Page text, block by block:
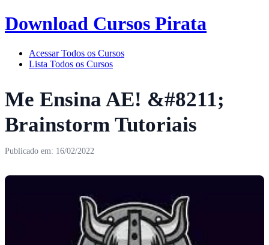
Download Cursos Pirata
Acessar Todos os Cursos
Lista Todos os Cursos
Me Ensina AE! &#8211;
Brainstorm Tutoriais
Publicado em: 16/02/2022